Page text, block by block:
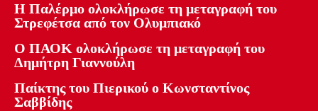
Η Παλέρμο ολοκλήρωσε τη μεταγραφή του
Στρεφέτσα από τον Ολυμπιακό
Ο ΠΑΟΚ ολοκλήρωσε τη μεταγραφή του
Δημήτρη Γιαννούλη
Παίκτης του Πιερικού ο Κωνσταντίνος
Σαββίδης